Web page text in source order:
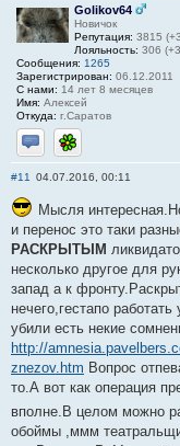
Golikov64
Новичок
Репутация: 3815
Лояльность: 306
Сообщения: 1265
Зарегистрирован: 06.12.2011
С нами: 14 лет 8 месяцев
Имя: Алексей
Откуда: г.Саратов
Отправить личное
ICQ
#11 04.07.2016, 00:11
Мысля
и перенос это таки
РАСКРЫТЫМ
несколько другое для
запад а к
нечего,гестапо
убили есть некие
http://
znezov.htm Вопрос
то.А вот как операция
вполне.В целом можно
обоймы ,ммм